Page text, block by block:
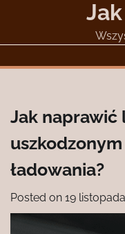
Jak naprawić
ładowania?
Posted on 19